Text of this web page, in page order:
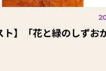
ト】「花と緑のしずお